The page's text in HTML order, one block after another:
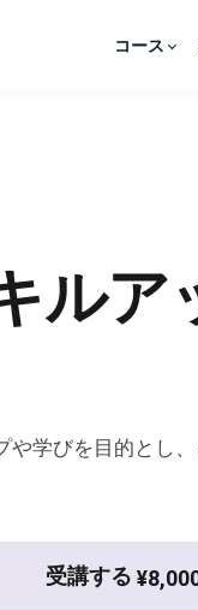
コース
ルア
や学びを目的とし
受講する